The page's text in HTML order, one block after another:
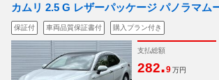
カムリ 2.5 G レザーパッケージ パノラマム
保証付 車両品質保証書付 購入プラン付き
支払総額
282.9 万円